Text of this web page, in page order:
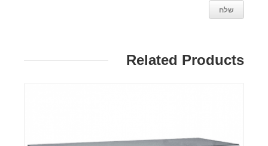
Related Products
פרטים: